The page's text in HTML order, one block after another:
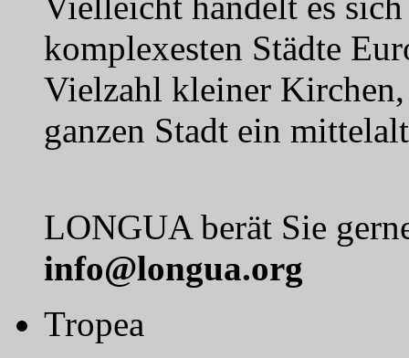
komplexesten Städte
Vielzahl kleiner
ganzen Stadt ein
LONGUA berät Sie
info@longua.org
Tropea